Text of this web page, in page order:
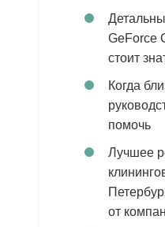
GeForce
стоит
Когда
помочь
Лучшее
от